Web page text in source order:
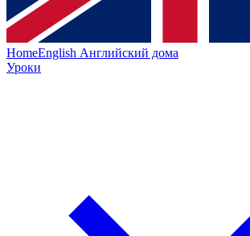
HomeEnglish Английский дома
Уроки